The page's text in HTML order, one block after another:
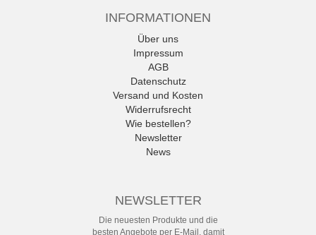
INFORMATIONEN
Über uns
Impressum
AGB
Datenschutz
Versand und Kosten
Widerrufsrecht
Wie bestellen?
Newsletter
News
NEWSLETTER
Die neuesten Produkte und die
besten Angebote per E-Mail, damit